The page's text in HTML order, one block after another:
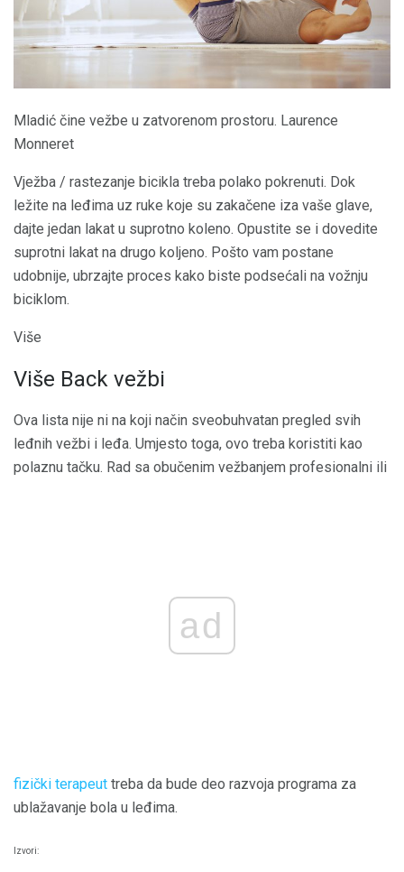
Mladić čine vežbe u zatvorenom prostoru. Laurence
Monneret
Vježba / rastezanje bicikla treba polako pokrenuti. Dok
ležite na leđima uz ruke koje su zakačene iza vaše glave,
dajte jedan lakat u suprotno koleno. Opustite se i dovedite
suprotni lakat na drugo koljeno. Pošto vam postane
udobnije, ubrzajte proces kako biste podsećali na vožnju
biciklom.
Više
Više Back vežbi
Ova lista nije ni na koji način sveobuhvatan pregled svih
leđnih vežbi i leđa. Umjesto toga, ovo treba koristiti kao
polaznu tačku. Rad sa obučenim vežbanjem profesionalni ili
ad
fizički terapeut treba da bude deo razvoja programa za
ublažavanje bola u leđima.
Izvori: